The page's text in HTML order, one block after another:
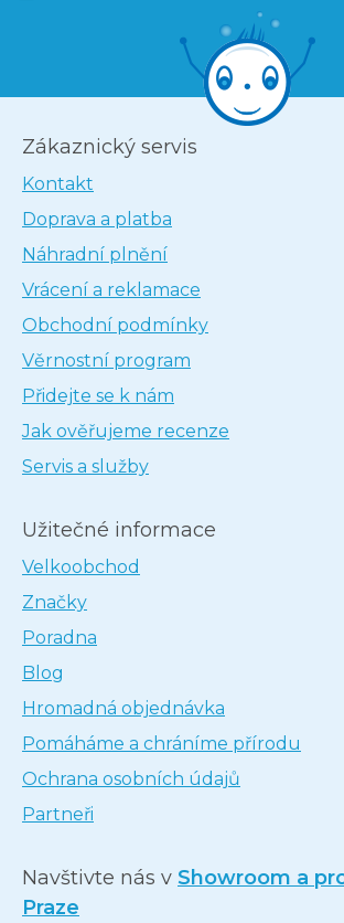
Zákaznický servis
Kontakt
Doprava a platba
Náhradní plnění
Vrácení a reklamace
Obchodní podmínky
Věrnostní program
Přidejte se k nám
Jak ověřujeme recenze
Servis a služby
Užitečné informace
Velkoobchod
Značky
Poradna
Blog
Hromadná objednávka
Pomáháme a chráníme přírodu
Ochrana osobních údajů
Partneři
Navštivte nás v Showroom a
Praze